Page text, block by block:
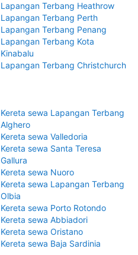
Lapangan Terbang Heathrow
Lapangan Terbang Perth
Lapangan Terbang Penang
Lapangan Terbang Kota
Kinabalu
Lapangan Terbang Christchurch
Kereta sewa Lapangan Terbang
Alghero
Kereta sewa Valledoria
Kereta sewa Santa Teresa
Gallura
Kereta sewa Nuoro
Kereta sewa Lapangan Terbang
Olbia
Kereta sewa Porto Rotondo
Kereta sewa Abbiadori
Kereta sewa Oristano
Kereta sewa Baja Sardinia